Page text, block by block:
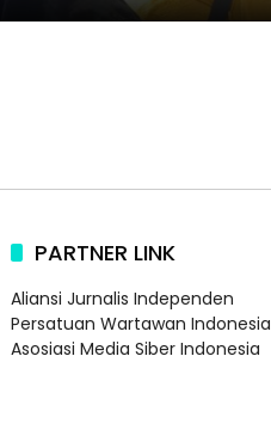
PARTNER LINK
Aliansi Jurnalis Independen
Persatuan Wartawan Indonesia
Asosiasi Media Siber Indonesia